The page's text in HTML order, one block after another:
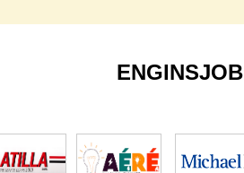
ENGINSJOB